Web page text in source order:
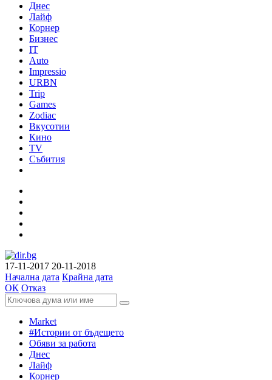
Днес
Лайф
Корнер
Бизнес
IT
Auto
Impressio
URBN
Trip
Games
Zodiac
Вкусотии
Кино
TV
Събития
17-11-2017 20-11-2018
Начална дата Крайна дата
ОК Отказ
Market
#Истории от бъдещето
Обяви за работа
Днес
Лайф
Корнер